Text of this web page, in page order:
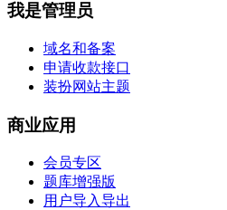
我是管理员
域名和备案
申请收款接口
装扮网站主题
商业应用
会员专区
题库增强版
用户导入导出